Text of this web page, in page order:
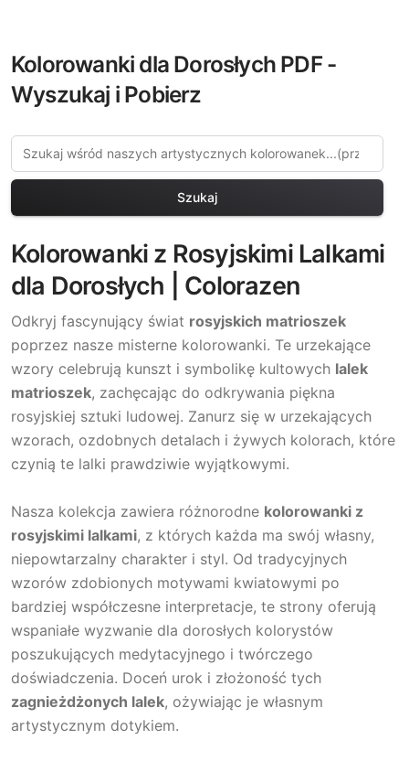
Kolorowanki dla Dorosłych PDF -
Wyszukaj i Pobierz
Szukaj
Kolorowanki z Rosyjskimi Lalkami
dla Dorosłych | Colorazen
Odkryj fascynujący świat rosyjskich matrioszek
poprzez nasze misterne kolorowanki. Te urzekające
wzory celebrują kunszt i symbolikę kultowych lalek
matrioszek, zachęcając do odkrywania piękna
rosyjskiej sztuki ludowej. Zanurz się w urzekających
wzorach, ozdobnych detalach i żywych kolorach, które
czynią te lalki prawdziwie wyjątkowymi.
Nasza kolekcja zawiera różnorodne kolorowanki z
rosyjskimi lalkami, z których każda ma swój własny,
niepowtarzalny charakter i styl. Od tradycyjnych
wzorów zdobionych motywami kwiatowymi po
bardziej współczesne interpretacje, te strony oferują
wspaniałe wyzwanie dla dorosłych kolorystów
poszukujących medytacyjnego i twórczego
doświadczenia. Doceń urok i złożoność tych
zagnieżdżonych lalek, ożywiając je własnym
artystycznym dotykiem.